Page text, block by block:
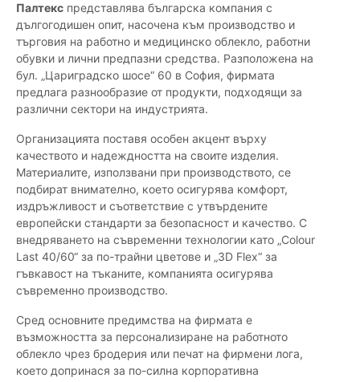
Палтекс представлява българска компания с
дългогодишен опит, насочена към производство и
търговия на работно и медицинско облекло, работни
обувки и лични предпазни средства. Разположена на
бул. „Цариградско шосе“ 60 в София, фирмата
предлага разнообразие от продукти, подходящи за
различни сектори на индустрията.
Организацията поставя особен акцент върху
качеството и надеждността на своите изделия.
Материалите, използвани при производството, се
подбират внимателно, което осигурява комфорт,
издръжливост и съответствие с утвърдените
европейски стандарти за безопасност и качество. С
внедряването на съвременни технологии като „Colour
Last 40/60“ за по-трайни цветове и „3D Flex“ за
гъвкавост на тъканите, компанията осигурява
съвременно производство.
Сред основните предимства на фирмата е
възможността за персонализиране на работното
облекло чрез бродерия или печат на фирмени лога,
което допринася за по-силна корпоративна